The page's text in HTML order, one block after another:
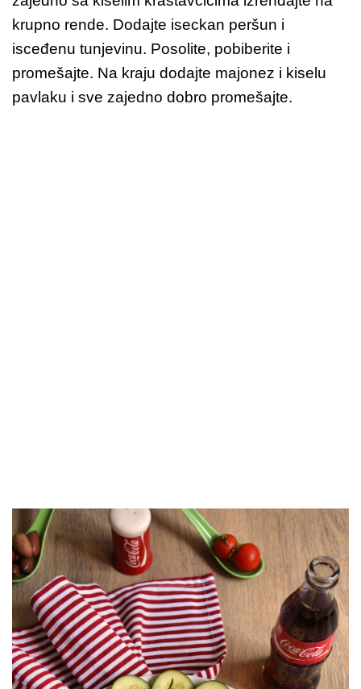
krupno rende. Dodajte iseckan peršun i
isceđenu tunjevinu. Posolite, pobiberite i
promešajte. Na kraju dodajte majonez i kiselu
pavlaku i sve zajedno dobro promešajte.